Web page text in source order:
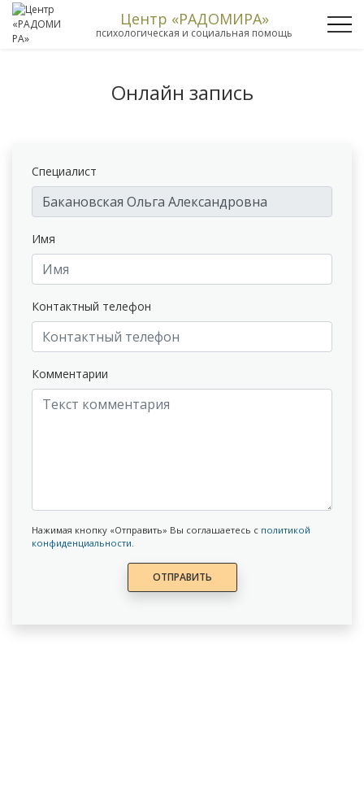
Центр «РАДОМИРА»
психологическая и социальная помощь
Онлайн запись
Специалист
Имя
Контактный телефон
Комментарии
Нажимая кнопку «Отправить» Вы соглашаетесь с политикой
конфиденциальности.